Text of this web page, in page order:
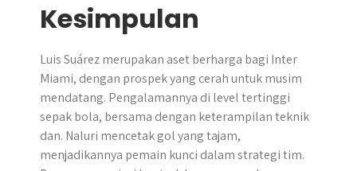
Kesimpulan
Luis Suárez merupakan aset berharga bagi Inter
Miami, dengan prospek yang cerah untuk musim
mendatang. Pengalamannya di level tertinggi
sepak bola, bersama dengan keterampilan teknik
dan. Naluri mencetak gol yang tajam,
menjadikannya pemain kunci dalam strategi tim.